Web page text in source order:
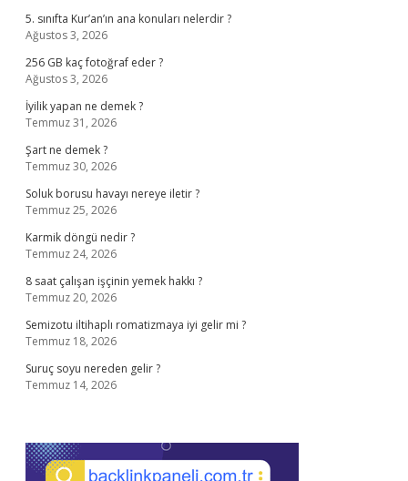
5. sınıfta Kur’an’ın ana konuları nelerdir ?
Ağustos 3, 2026
256 GB kaç fotoğraf eder ?
Ağustos 3, 2026
İyilik yapan ne demek ?
Temmuz 31, 2026
Şart ne demek ?
Temmuz 30, 2026
Soluk borusu havayı nereye iletir ?
Temmuz 25, 2026
Karmik döngü nedir ?
Temmuz 24, 2026
8 saat çalışan işçinin yemek hakkı ?
Temmuz 20, 2026
Semizotu iltihaplı romatizmaya iyi gelir mi ?
Temmuz 18, 2026
Suruç soyu nereden gelir ?
Temmuz 14, 2026